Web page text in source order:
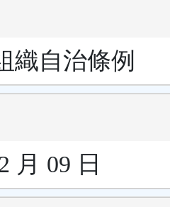
織自治條例
月 09 日